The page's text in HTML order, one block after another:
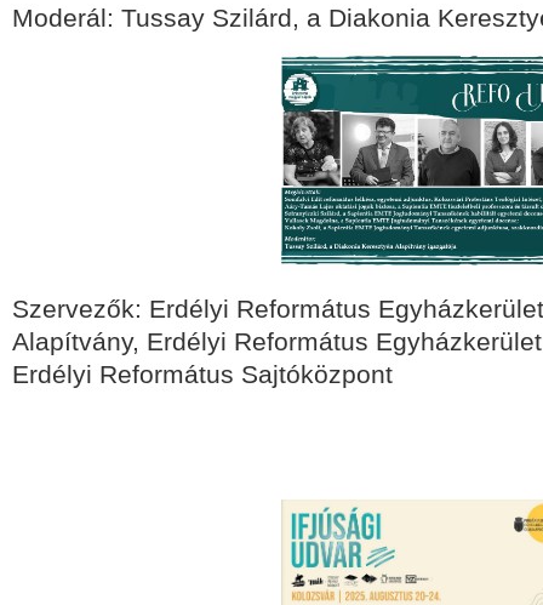
Moderál: Tussay Szilárd, a Diakonia
Szervezők: Erdélyi Református
Alapítvány, Erdélyi Református
Erdélyi Református Sajtóközpont